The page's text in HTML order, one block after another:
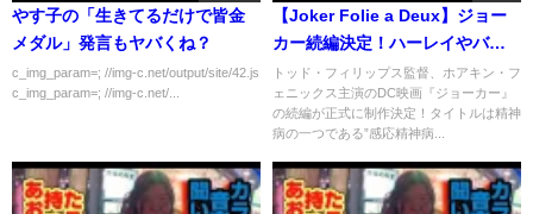
やす子の「生きてるだけで皆金
メダル」発言もヤバくね？
c_img_param=; //img-c.net/output/site/42.js
c_img_param=; //img-c.net/...
【Joker Folie a Deux】ジョー
カー続編決定！ハーレイやバッ
トマン登場の可能性？
トッド・フィリップス監督、ホアキン・フ
ェニックス主演のDC映画『ジョーカー』
の続編が正式に制作決定！タイトルは精神
病の一つである”感応精神病...